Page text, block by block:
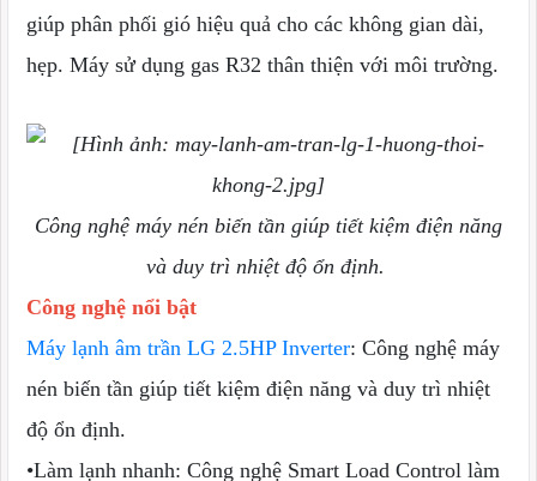
giúp phân phối gió hiệu quả cho các không gian dài,
hẹp. Máy sử dụng gas R32 thân thiện với môi trường.
Công nghệ máy nén biến tần giúp tiết kiệm điện năng
và duy trì nhiệt độ ổn định.
Công nghệ nổi bật
Máy lạnh âm trần LG 2.5HP Inverter: Công nghệ máy
nén biến tần giúp tiết kiệm điện năng và duy trì nhiệt
độ ổn định.
•Làm lạnh nhanh: Công nghệ Smart Load Control làm